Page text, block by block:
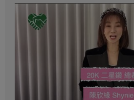
健康活躍新生活影片_運動前伸展熱身示範